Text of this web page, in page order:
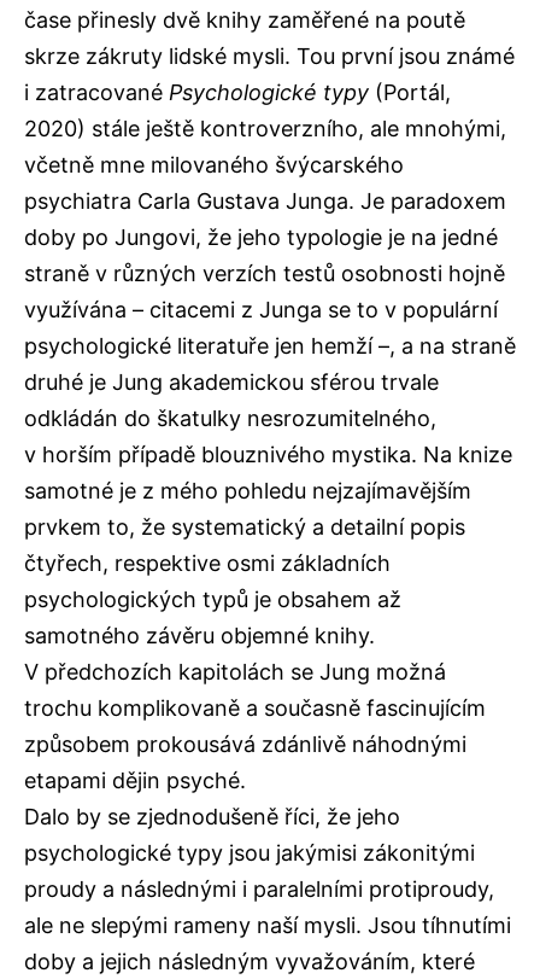
čase přinesly dvě knihy zaměřené na poutě
skrze zákruty lidské mysli. Tou první jsou známé
i zatracované Psychologické typy (Portál,
2020) stále ještě kontroverzního, ale mnohými,
včetně mne milovaného švýcarského
psychiatra Carla Gustava Junga. Je paradoxem
doby po Jungovi, že jeho typologie je na jedné
straně v různých verzích testů osobnosti hojně
využívána – citacemi z Junga se to v populární
psychologické literatuře jen hemží –, a na straně
druhé je Jung akademickou sférou trvale
odkládán do škatulky nesrozumitelného,
v horším případě blouznivého mystika. Na knize
samotné je z mého pohledu nejzajímavějším
prvkem to, že systematický a detailní popis
čtyřech, respektive osmi základních
psychologických typů je obsahem až
samotného závěru objemné knihy.
V předchozích kapitolách se Jung možná
trochu komplikovaně a současně fascinujícím
způsobem prokousává zdánlivě náhodnými
etapami dějin psyché.
Dalo by se zjednodušeně říci, že jeho
psychologické typy jsou jakýmisi zákonitými
proudy a následnými i paralelními protiproudy,
ale ne slepými rameny naší mysli. Jsou tíhnutími
doby a jejich následným vyvažováním, které